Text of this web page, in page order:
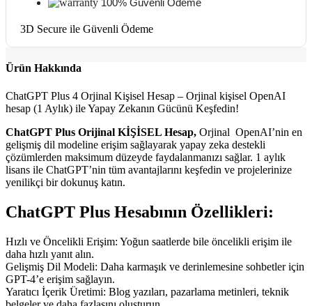
100% Güvenli Ödeme
3D Secure ile Güvenli Ödeme
Ürün Hakkında
ChatGPT Plus 4 Orjinal Kişisel Hesap – Orjinal kişisel OpenAI
hesap (1 Aylık) ile Yapay Zekanın Gücünü Keşfedin!
ChatGPT Plus Orijinal KİŞİSEL Hesap, Orjinal OpenAI’nin en
gelişmiş dil modeline erişim sağlayarak yapay zeka destekli
çözümlerden maksimum düzeyde faydalanmanızı sağlar. 1 aylık
lisans ile ChatGPT’nin tüm avantajlarını keşfedin ve projelerinize
yenilikçi bir dokunuş katın.
ChatGPT Plus Hesabının Özellikleri:
Hızlı ve Öncelikli Erişim: Yoğun saatlerde bile öncelikli erişim ile
daha hızlı yanıt alın.
Gelişmiş Dil Modeli: Daha karmaşık ve derinlemesine sohbetler için
GPT-4’e erişim sağlayın.
Yaratıcı İçerik Üretimi: Blog yazıları, pazarlama metinleri, teknik